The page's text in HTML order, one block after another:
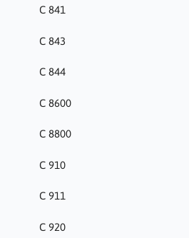
C 841
C 843
C 844
C 8600
C 8800
C 910
C 911
C 920